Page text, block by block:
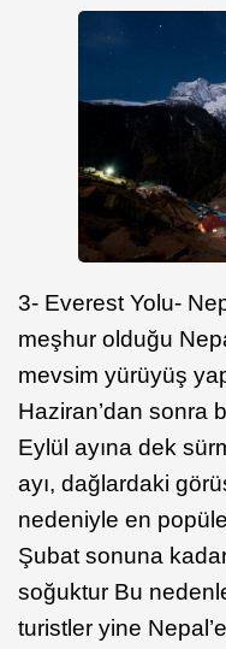
3- Everest Yolu-
meşhur olduğu
mevsim yürüyüş
Haziran’dan sonra
Eylül ayına dek
ayı, dağlardaki
nedeniyle en
Şubat sonuna
soğuktur Bu
turistler yine